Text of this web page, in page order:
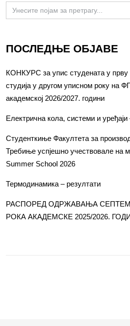
Search
for:
ПОСЛЕДЊЕ ОБЈАВЕ
КОНКУРС за упис студената у прву
студија у другом уписном року на
академској 2026/2027. години
Електрична кола, системи и уређаји
Студенткиње Факултета за
Требиње успјешно учествовале на
Summer School 2026
Термодинамика – резултати
РАСПОРЕД ОДРЖАВАЊА
РОКА АКАДЕМСКЕ 2025/2026.